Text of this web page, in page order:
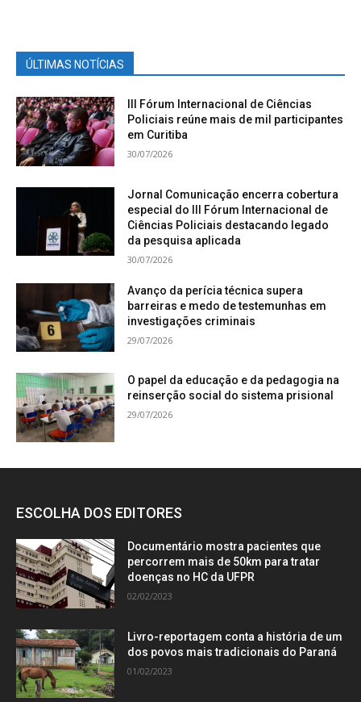
ÚLTIMAS NOTÍCIAS
III Fórum Internacional de Ciências
Policiais reúne mais de mil participantes
em Curitiba
30/07/2026
Jornal Comunicação encerra cobertura
especial do III Fórum Internacional de
Ciências Policiais destacando legado
da pesquisa aplicada
30/07/2026
Avanço da perícia técnica supera
barreiras e medo de testemunhas em
investigações criminais
29/07/2026
O papel da educação e da pedagogia na
reinserção social do sistema prisional
29/07/2026
ESCOLHA DOS EDITORES
Documentário mostra pacientes que
percorrem mais de 50km para tratar
doenças no HC da UFPR
02/02/2023
Livro-reportagem conta a história de um
dos povos mais tradicionais do Paraná
01/02/2023